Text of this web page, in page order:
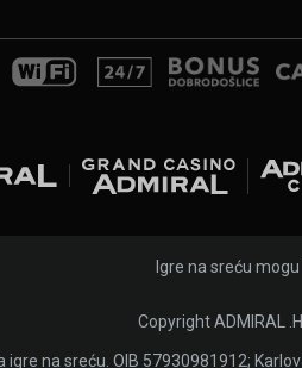
Igre na sreću
Copyright ADMIRAL
igre na sreću. OIB 57930981912;